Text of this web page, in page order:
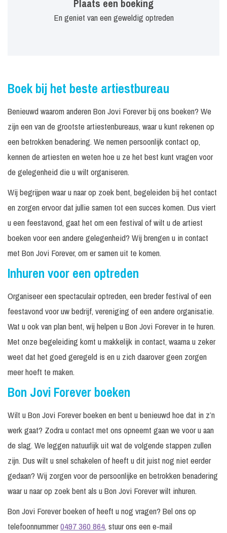
Plaats een boeking
En geniet van een geweldig optreden
Boek bij het beste artiestbureau
Benieuwd waarom anderen Bon Jovi Forever bij ons boeken? We
zijn een van de grootste artiestenbureaus, waar u kunt rekenen op
een betrokken benadering. We nemen persoonlijk contact op,
kennen de artiesten en weten hoe u ze het best kunt vragen voor
de gelegenheid die u wilt organiseren.
Wij begrijpen waar u naar op zoek bent, begeleiden bij het contact
en zorgen ervoor dat jullie samen tot een succes komen. Dus viert
u een feestavond, gaat het om een festival of wilt u de artiest
boeken voor een andere gelegenheid? Wij brengen u in contact
met Bon Jovi Forever, om er samen uit te komen.
Inhuren voor een optreden
Organiseer een spectaculair optreden, een breder festival of een
feestavond voor uw bedrijf, vereniging of een andere organisatie.
Wat u ook van plan bent, wij helpen u Bon Jovi Forever in te huren.
Met onze begeleiding komt u makkelijk in contact, waarna u zeker
weet dat het goed geregeld is en u zich daarover geen zorgen
meer hoeft te maken.
Bon Jovi Forever boeken
Wilt u Bon Jovi Forever boeken en bent u benieuwd hoe dat in z’n
werk gaat? Zodra u contact met ons opneemt gaan we voor u aan
de slag. We leggen natuurlijk uit wat de volgende stappen zullen
zijn. Dus wilt u snel schakelen of heeft u dit juist nog niet eerder
gedaan? Wij zorgen voor de persoonlijke en betrokken benadering
waar u naar op zoek bent als u Bon Jovi Forever wilt inhuren.
Bon Jovi Forever boeken of heeft u nog vragen? Bel ons op
telefoonnummer0497 360 864, stuur ons een e-mail